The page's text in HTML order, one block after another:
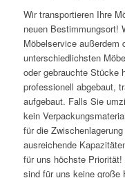
Wir transportieren Ihre
neuen Bestimmungsort!
Möbelservice außerdem
unterschiedlichsten
oder gebrauchte Stücke
professionell abgebaut,
aufgebaut. Falls Sie
kein
für die
ausreichende
für uns höchste
sind für uns keine große